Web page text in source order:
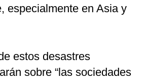
especialmente en Asia y
estos desastres
sobre “las sociedades